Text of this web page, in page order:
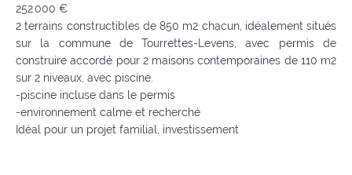
252 000 €
2 terrains constructibles de 850 m2 chacun, idéalement situés
sur la commune de Tourrettes-Levens, avec permis de
construire accordé pour 2 maisons contemporaines de 110 m2
sur 2 niveaux, avec piscine.
-piscine incluse dans le permis
-environnement calme et recherché
Idéal pour un projet familial, investissement